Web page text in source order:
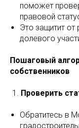
поможет
правовой
Это защитит
долевого
Пошаговый
собственников
Проверить
Обратитесь в